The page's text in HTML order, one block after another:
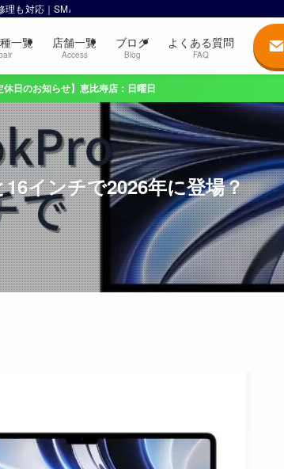
も対応｜SMART 恵比寿・渋谷
一覧 店舗一覧
Access
ブログ
Blog
よくある質問
FAQ
休日のお知らせ】恵比寿店：日曜日
インチで2026年に登場？